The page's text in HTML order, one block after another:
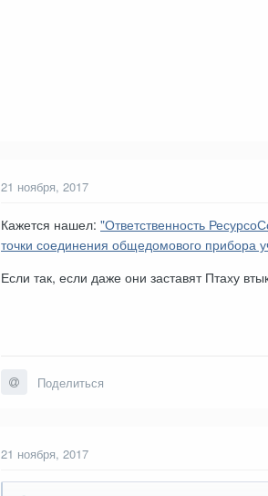
21 ноября, 2017
Кажется нашел: "Ответственность
точки соединения общедомового прибора
Если так, если даже они заставят Птаху
Поделиться
21 ноября, 2017